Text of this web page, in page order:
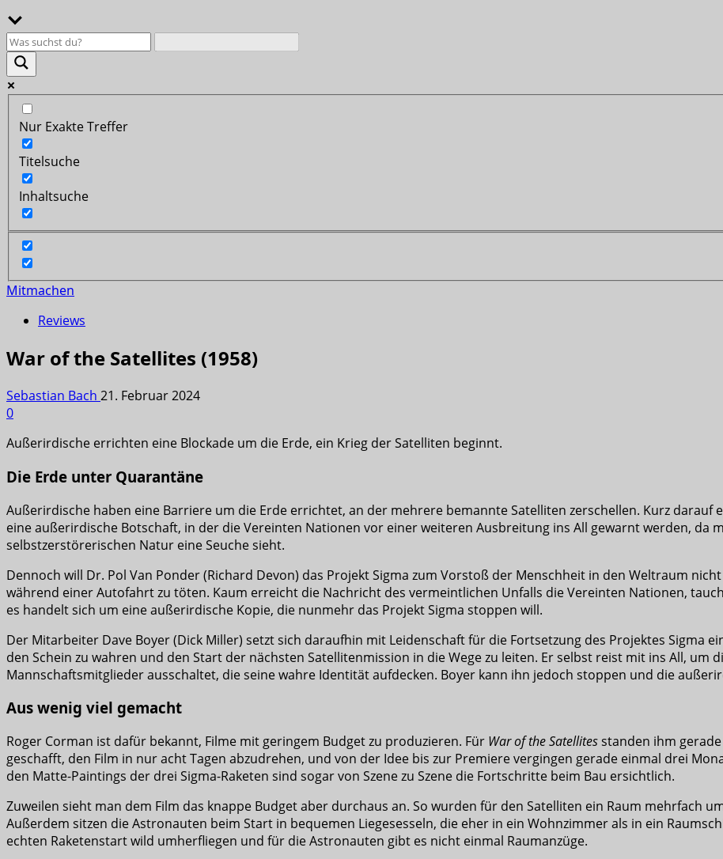
Nur Exakte Treffer
Titelsuche
Inhaltsuche
Mitmachen
Reviews
War of the Satellites (1958)
Sebastian Bach 21. Februar 2024
0
Außerirdische errichten eine Blockade um die Erde, ein Krieg der Satelliten beginnt.
Die Erde unter Quarantäne
Außerirdische haben eine Barriere um die Erde errichtet, an der mehrere bemannte Satelliten zerschellen. Kurz darauf
eine außerirdische Botschaft, in der die Vereinten Nationen vor einer weiteren Ausbreitung ins All gewarnt werden, da
selbstzerstörerischen Natur eine Seuche sieht.
Dennoch will Dr. Pol Van Ponder (Richard Devon) das Projekt Sigma zum Vorstoß der Menschheit in den Weltraum
während einer Autofahrt zu töten. Kaum erreicht die Nachricht des vermeintlichen Unfalls die Vereinten Nationen,
es handelt sich um eine außerirdische Kopie, die nunmehr das Projekt Sigma stoppen will.
Der Mitarbeiter Dave Boyer (Dick Miller) setzt sich daraufhin mit Leidenschaft für die Fortsetzung des Projektes Sigma
den Schein zu wahren und den Start der nächsten Satellitenmission in die Wege zu leiten. Er selbst reist mit ins All, um
Mannschaftsmitglieder ausschaltet, die seine wahre Identität aufdecken. Boyer kann ihn jedoch stoppen und die
Aus wenig viel gemacht
Roger Corman ist dafür bekannt, Filme mit geringem Budget zu produzieren. Für War of the Satellitesstanden ihm
geschafft, den Film in nur acht Tagen abzudrehen, und von der Idee bis zur Premiere vergingen gerade einmal drei
den Matte-Paintings der drei Sigma-Raketen sind sogar von Szene zu Szene die Fortschritte beim Bau ersichtlich.
Zuweilen sieht man dem Film das knappe Budget aber durchaus an. So wurden für den Satelliten ein Raum mehrfach
Außerdem sitzen die Astronauten beim Start in bequemen Liegesesseln, die eher in ein Wohnzimmer als in ein
echten Raketenstart wild umherfliegen und für die Astronauten gibt es nicht einmal Raumanzüge.